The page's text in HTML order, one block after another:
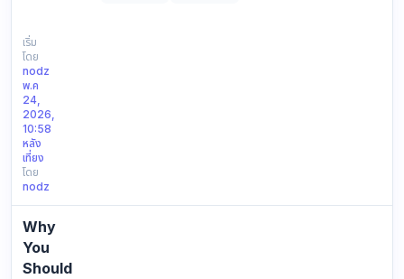
Best
Thailand
Tour
Packages
for
Your
Next
Adventure
https://checkinthai.com/image/icons/cms_head…
เริ่ม
โดย
nodz
พ.ค
24,
2026,
10:58
หลัง
เที่ยง
โดย
nodz
Why
You
Should